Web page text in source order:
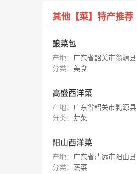
其他【菜】特产推荐
酿菜包
产地： 广东省韶关市翁源县
分类： 美食
高盛西洋菜
产地： 广东省韶关市乳源县
分类： 蔬菜
阳山西洋菜
产地： 广东省清远市阳山县
分类： 蔬菜